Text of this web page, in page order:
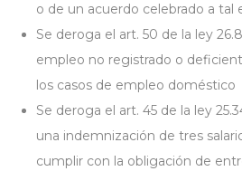
o de un acuerdo celebrado a tal
Se deroga el art. 50 de la ley
empleo no registrado o
los casos de empleo doméstico
Se deroga el art. 45 de la ley
una indemnización de tres
cumplir con la obligación de